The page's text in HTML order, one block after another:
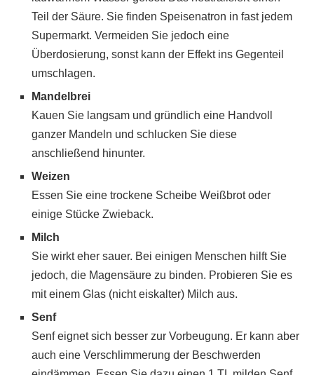
Teil der Säure. Sie finden Speisenatron in fast jedem
Supermarkt. Vermeiden Sie jedoch eine
Überdosierung, sonst kann der Effekt ins Gegenteil
umschlagen.
Mandelbrei
Kauen Sie langsam und gründlich eine Handvoll
ganzer Mandeln und schlucken Sie diese
anschließend hinunter.
Weizen
Essen Sie eine trockene Scheibe Weißbrot oder
einige Stücke Zwieback.
Milch
Sie wirkt eher sauer. Bei einigen Menschen hilft Sie
jedoch, die Magensäure zu binden. Probieren Sie es
mit einem Glas (nicht eiskalter) Milch aus.
Senf
Senf eignet sich besser zur Vorbeugung. Er kann aber
auch eine Verschlimmerung der Beschwerden